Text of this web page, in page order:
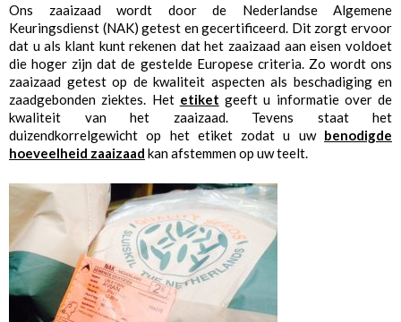
Ons zaaizaad wordt door de Nederlandse Algemene
Keuringsdienst (NAK) getest en gecertificeerd. Dit zorgt ervoor
dat u als klant kunt rekenen dat het zaaizaad aan eisen voldoet
die hoger zijn dat de gestelde Europese criteria. Zo wordt ons
zaaizaad getest op de kwaliteit aspecten als beschadiging en
zaadgebonden ziektes. Het etiket geeft u informatie over de
kwaliteit van het zaaizaad. Tevens staat het
duizendkorrelgewicht op het etiket zodat u uw benodigde
hoeveelheid zaaizaad kan afstemmen op uw teelt.